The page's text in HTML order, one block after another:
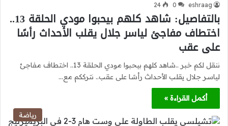
eshraag
0
24
بالتفاصيل: شاهد كلهم بيحبوا مودي الحلقة 13..
اختطاف مفاجئ لياسر جلال يقلب الأحداث رأسًا
على عقب
ننقل لكم خبر ..شاهد كلهم بيحبوا مودي الحلقة 13.. اختطاف مفاجئ
لياسر جلال يقلب الأحداث رأسًا على عقب.. نترككم مع…
أكمل القراءة »
رياضة